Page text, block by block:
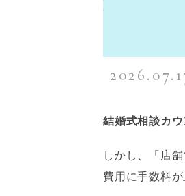
結婚式相談カ
しかし、「店
費用に手数料